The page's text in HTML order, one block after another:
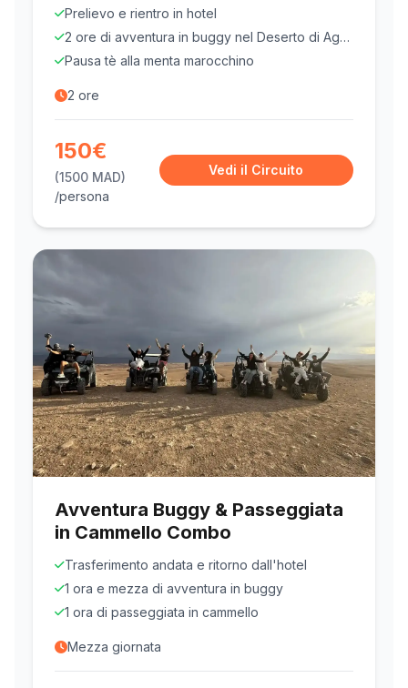
Prelievo e rientro in hotel
2 ore di avventura in buggy nel Deserto di Agafay
Pausa tè alla menta marocchino
2 ore
150€
(1500 MAD)
/persona
Vedi il Circuito
Avventura Buggy & Passeggiata
in Cammello Combo
Trasferimento andata e ritorno dall'hotel
1 ora e mezza di avventura in buggy
1 ora di passeggiata in cammello
Mezza giornata